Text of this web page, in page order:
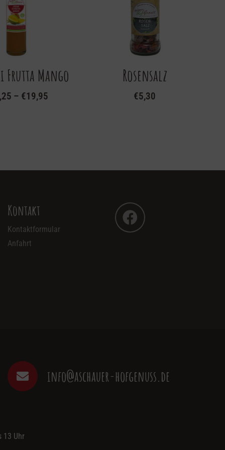
Frutta Mango
– €19,95
Rosensalz
€5,30
Kontakt
Kontaktformular
Anfahrt
info@aschauer-hofgenuss.de
13 Uhr